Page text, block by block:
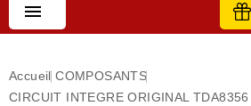

Accueil COMPOSANTS
CIRCUIT INTEGRE ORIGINAL TDA8356